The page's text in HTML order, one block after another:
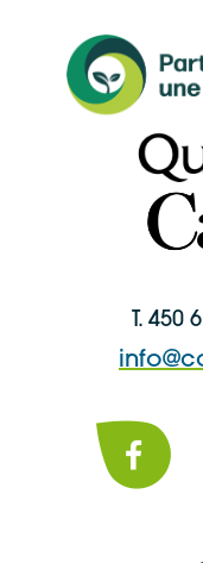
T. 450